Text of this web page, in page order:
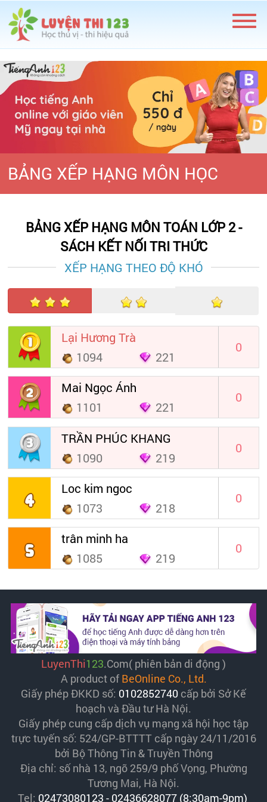
BẢNG XẾP HẠNG MÔN HỌC
BẢNG XẾP HẠNG MÔN TOÁN LỚP 2 -
SÁCH KẾT NỐI TRI THỨC
XẾP HẠNG THEO ĐỘ KHÓ
Lại Hương Trà
1094
221
0
Mai Ngọc Ánh
1101
221
0
TRẦN PHÚC KHANG
1090
219
0
Loc kim ngoc
1073
218
0
trân minh ha
1085
219
0
LuyenThi123.Com( phiên bản di động )
A product of BeOnline Co., Ltd.
Giấy phép ĐKKD số: 0102852740 cấp bởi Sở Kế
hoạch và Đầu tư Hà Nội.
Giấy phép cung cấp dịch vụ mạng xã hội học tập
trực tuyến số: 524/GP-BTTTT cấp ngày 24/11/2016
bởi Bộ Thông Tin & Truyền Thông
Địa chỉ: số nhà 13, ngõ 259/9 phố Vọng, Phường
Tương Mai, Hà Nội.
Tel: 02473080123 - 02436628077 (8:30am-9pm)